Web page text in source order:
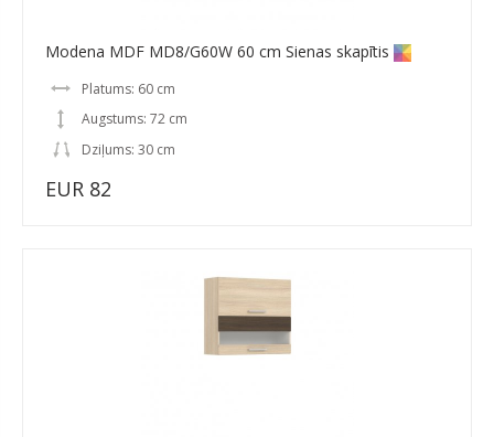
Modena MDF MD8/G60W 60 cm Sienas skapītis
Platums: 60 cm
Augstums: 72 cm
Dziļums: 30 cm
EUR 82